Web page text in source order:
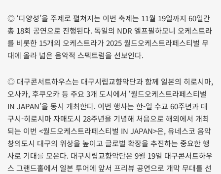
◎ ‘다양성’을 주제로 펼쳐지는 이번 축제는 11월 19일까지 60일간
총 18회 공연으로 진행된다. 독일의 NDR 엘프필하모니 오케스트라
를 비롯한 15개의 오케스트라가 2025 월드오케스트라페스티벌 무
대에 올라 넓은 음악적 스펙트럼을 선보인다.
◎ 대구콘서트하우스는 대구시립교향악단과 함께 일본의 히로시마,
오사카, 후쿠오카 등 주요 3개 도시에서 ‘월드오케스트라페스티벌
IN JAPAN’을 동시 개최한다. 이번 행사는 한-일 수교 60주년과 대
구시-히로시마 자매도시 28주년을 기념해 처음으로 해외에서 개최
되는 이번 <월드오케스트라페스티벌 IN JAPAN>은, 유네스코 음악
창의도시 대구의 위상을 높이고 글로벌 확장을 추진하는 중요한 행
사로 기대를 모은다. 대구시립교향악단은 9월 19일 대구콘서트하우
스 그랜드홀에서 일본 투어에 앞서 프리뷰 공연으로 개막 무대를 선